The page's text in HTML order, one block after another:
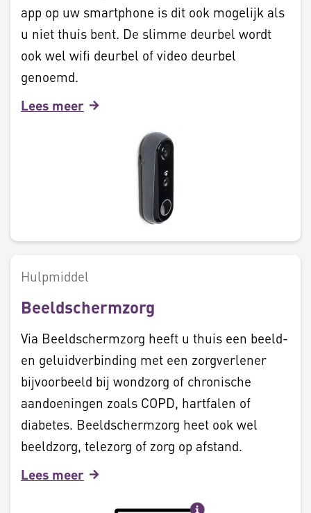
app op uw smartphone is dit ook mogelijk als
u niet thuis bent. De slimme deurbel wordt
ook wel wifi deurbel of video deurbel
genoemd.
Lees meer
Hulpmiddel
Beeldschermzorg
Via Beeldschermzorg heeft u thuis een beeld-
en geluidverbinding met een zorgverlener
bijvoorbeeld bij wondzorg of chronische
aandoeningen zoals COPD, hartfalen of
diabetes. Beeldschermzorg heet ook wel
beeldzorg, telezorg of zorg op afstand.
Lees meer